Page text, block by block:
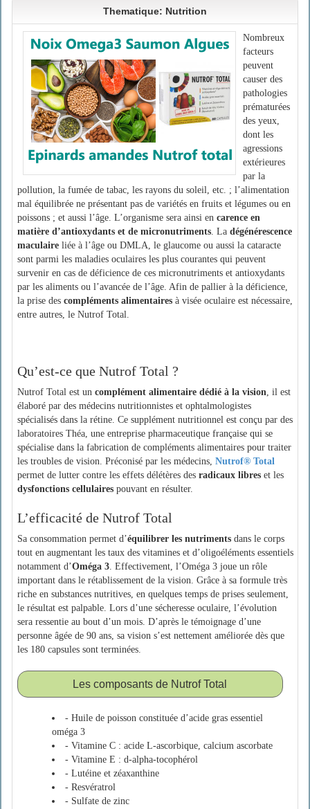
Thematique: Nutrition
Nombreux
facteurs
peuvent
causer des
pathologies
prématurées
des yeux,
dont les
agressions
extérieures
par la
pollution, la fumée de tabac, les rayons du soleil, etc. ; l’alimentation
mal équilibrée ne présentant pas de variétés en fruits et légumes ou en
poissons ; et aussi l’âge. L’organisme sera ainsi en carence en
matière d’antioxydants et de micronutriments. La dégénérescence
maculaire liée à l’âge ou DMLA, le glaucome ou aussi la cataracte
sont parmi les maladies oculaires les plus courantes qui peuvent
survenir en cas de déficience de ces micronutriments et antioxydants
par les aliments ou l’avancée de l’âge. Afin de pallier à la déficience,
la prise des compléments alimentaires à visée oculaire est nécessaire,
entre autres, le Nutrof Total.
Qu’est-ce que Nutrof Total ?
Nutrof Total est un complément alimentaire dédié à la vision, il est
élaboré par des médecins nutritionnistes et ophtalmologistes
spécialisés dans la rétine. Ce supplément nutritionnel est conçu par des
laboratoires Théa, une entreprise pharmaceutique française qui se
spécialise dans la fabrication de compléments alimentaires pour traiter
les troubles de vision. Préconisé par les médecins, Nutrof® Total
permet de lutter contre les effets délétères des radicaux libres et les
dysfonctions cellulaires pouvant en résulter.
L’efficacité de Nutrof Total
Sa consommation permet d’équilibrer les nutriments dans le corps
tout en augmentant les taux des vitamines et d’oligoéléments essentiels
notamment d’Oméga 3. Effectivement, l’Oméga 3 joue un rôle
important dans le rétablissement de la vision. Grâce à sa formule très
riche en substances nutritives, en quelques temps de prises seulement,
le résultat est palpable. Lors d’une sécheresse oculaire, l’évolution
sera ressentie au bout d’un mois. D’après le témoignage d’une
personne âgée de 90 ans, sa vision s’est nettement améliorée dès que
les 180 capsules sont terminées.
Les composants de Nutrof Total
- Huile de poisson constituée d’acide gras essentiel
oméga 3
- Vitamine C : acide L-ascorbique, calcium ascorbate
- Vitamine E : d-alpha-tocophérol
- Lutéine et zéaxanthine
- Resvératrol
- Sulfate de zinc